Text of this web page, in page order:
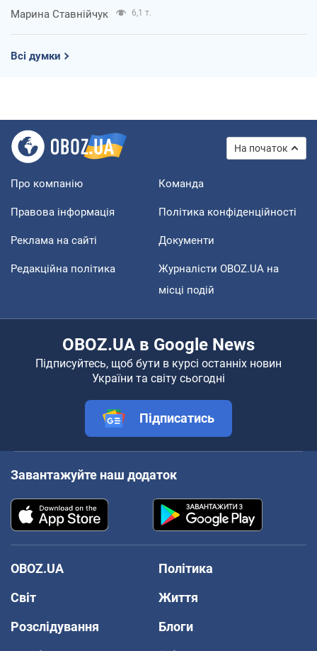
Марина Ставнійчук 6,1 т.
Всі думки
На початок
Про компанію Команда
Правова інформація Політика конфіденційності
Реклама на сайті Документи
Редакційна політика
Журналісти OBOZ.UA на
місці подій
OBOZ.UA в Google News
Підписуйтесь, щоб бути в курсі останніх новин
України та світу сьогодні
Підписатись
Завантажуйте наш додаток
OBOZ.UA
Політика
Світ
Життя
Розслідування
Блоги